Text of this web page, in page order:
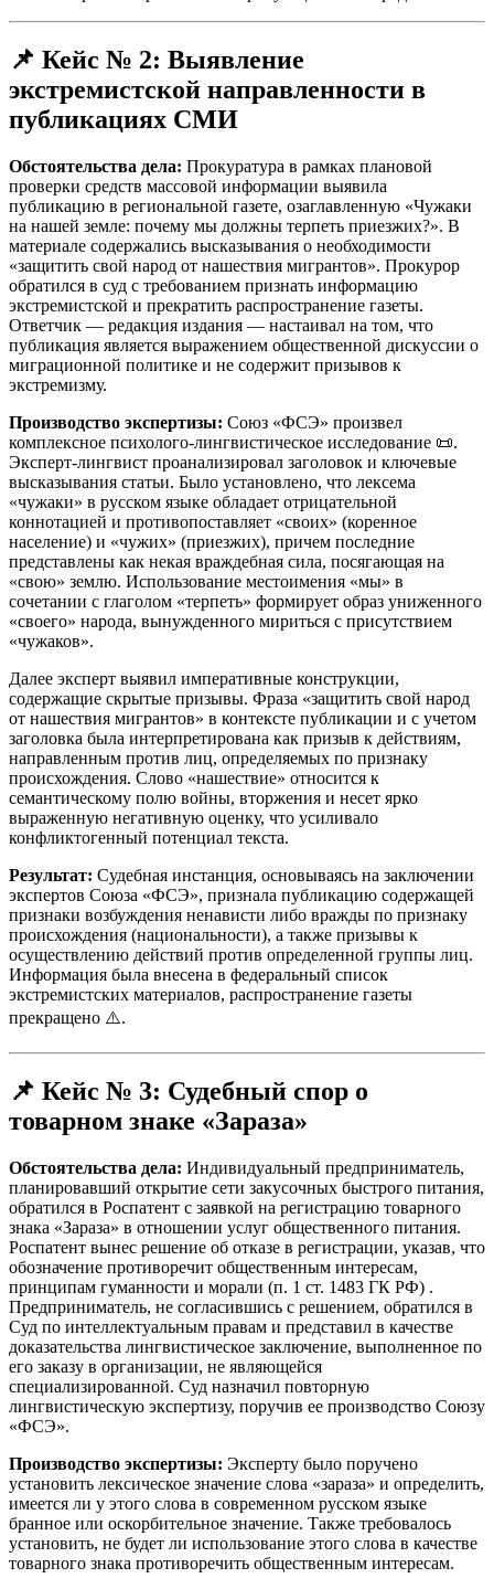
📌 Кейс № 2: Выявление
экстремистской направленности в
публикациях СМИ
Обстоятельства дела: Прокуратура в рамках плановой
проверки средств массовой информации выявила
публикацию в региональной газете, озаглавленную «Чужаки
на нашей земле: почему мы должны терпеть приезжих?». В
материале содержались высказывания о необходимости
«защитить свой народ от нашествия мигрантов». Прокурор
обратился в суд с требованием признать информацию
экстремистской и прекратить распространение газеты.
Ответчик — редакция издания — настаивал на том, что
публикация является выражением общественной дискуссии о
миграционной политике и не содержит призывов к
экстремизму.
Производство экспертизы: Союз «ФСЭ» произвел
комплексное психолого-лингвистическое исследование 📜.
Эксперт-лингвист проанализировал заголовок и ключевые
высказывания статьи. Было установлено, что лексема
«чужаки» в русском языке обладает отрицательной
коннотацией и противопоставляет «своих» (коренное
население) и «чужих» (приезжих), причем последние
представлены как некая враждебная сила, посягающая на
«свою» землю. Использование местоимения «мы» в
сочетании с глаголом «терпеть» формирует образ униженного
«своего» народа, вынужденного мириться с присутствием
«чужаков».
Далее эксперт выявил императивные конструкции,
содержащие скрытые призывы. Фраза «защитить свой народ
от нашествия мигрантов» в контексте публикации и с учетом
заголовка была интерпретирована как призыв к действиям,
направленным против лиц, определяемых по признаку
происхождения. Слово «нашествие» относится к
семантическому полю войны, вторжения и несет ярко
выраженную негативную оценку, что усиливало
конфликтогенный потенциал текста.
Результат: Судебная инстанция, основываясь на заключении
экспертов Союза «ФСЭ», признала публикацию содержащей
признаки возбуждения ненависти либо вражды по признаку
происхождения (национальности), а также призывы к
осуществлению действий против определенной группы лиц.
Информация была внесена в федеральный список
экстремистских материалов, распространение газеты
прекращено ⚠️.
📌 Кейс № 3: Судебный спор о
товарном знаке «Зараза»
Обстоятельства дела: Индивидуальный предприниматель,
планировавший открытие сети закусочных быстрого питания,
обратился в Роспатент с заявкой на регистрацию товарного
знака «Зараза» в отношении услуг общественного питания.
Роспатент вынес решение об отказе в регистрации, указав, что
обозначение противоречит общественным интересам,
принципам гуманности и морали (п. 1 ст. 1483 ГК РФ) .
Предприниматель, не согласившись с решением, обратился в
Суд по интеллектуальным правам и представил в качестве
доказательства лингвистическое заключение, выполненное по
его заказу в организации, не являющейся
специализированной. Суд назначил повторную
лингвистическую экспертизу, поручив ее производство Союзу
«ФСЭ».
Производство экспертизы: Эксперту было поручено
установить лексическое значение слова «зараза» и определить,
имеется ли у этого слова в современном русском языке
бранное или оскорбительное значение. Также требовалось
установить, не будет ли использование этого слова в качестве
товарного знака противоречить общественным интересам.